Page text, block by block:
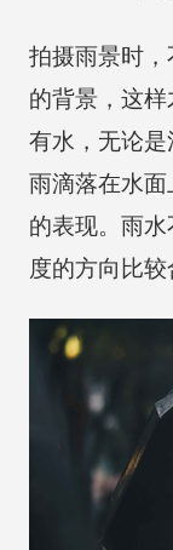
拍摄雨景时
的背景，这
有水，无论是
雨滴落在水
的表现。雨
度的方向比较